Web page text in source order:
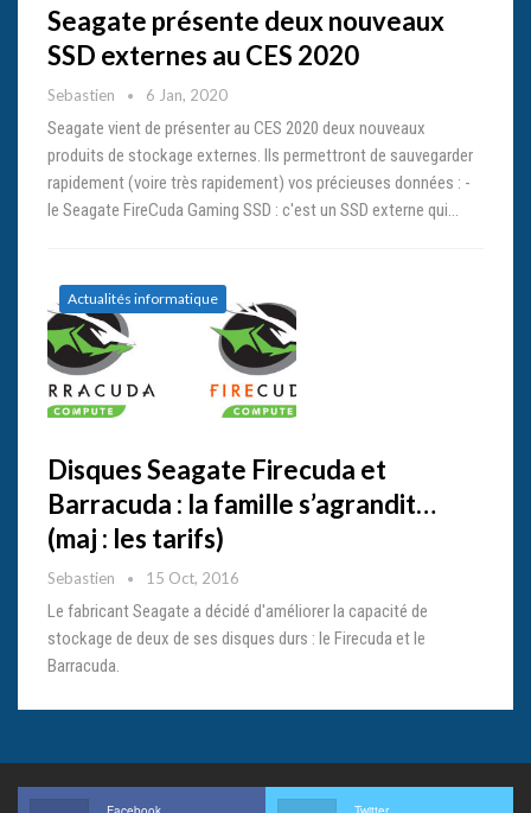
Seagate présente deux nouveaux
SSD externes au CES 2020
Sebastien 6 Jan, 2020
Seagate vient de présenter au CES 2020 deux nouveaux
produits de stockage externes. Ils permettront de sauvegarder
rapidement (voire très rapidement) vos précieuses données : -
le Seagate FireCuda Gaming SSD : c'est un SSD externe qui…
Actualités informatique
Disques Seagate Firecuda et
Barracuda : la famille s’agrandit…
(maj : les tarifs)
Sebastien 15 Oct, 2016
Le fabricant Seagate a décidé d'améliorer la capacité de
stockage de deux de ses disques durs : le Firecuda et le
Barracuda.